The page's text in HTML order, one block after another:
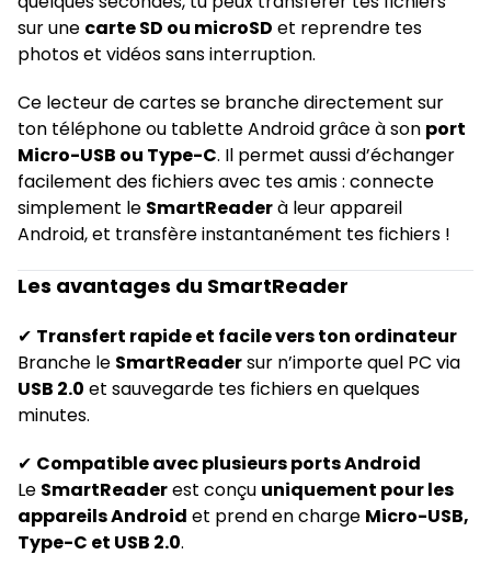
sur une carte SD ou microSD et reprendre tes
photos et vidéos sans interruption.
Ce lecteur de cartes se branche directement sur
ton téléphone ou tablette Android grâce à son port
Micro-USB ou Type-C. Il permet aussi d’échanger
facilement des fichiers avec tes amis : connecte
simplement le SmartReaderà leur appareil
Android, et transfère instantanément tes fichiers !
Les avantages du SmartReader
✔ Transfert rapide et facile vers ton ordinateur
Branche le SmartReadersur n’importe quel PC via
USB 2.0 et sauvegarde tes fichiers en quelques
minutes.
✔ Compatible avec plusieurs ports Android
Le SmartReaderest conçu uniquement pour les
appareils Android et prend en charge Micro-USB,
Type-C et USB 2.0.